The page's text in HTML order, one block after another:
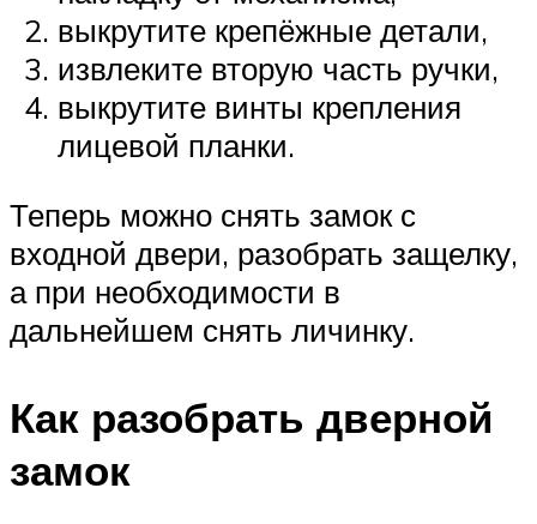
выкрутите крепёжные детали,
извлеките вторую часть ручки,
выкрутите винты крепления
лицевой планки.
Теперь можно снять замок с
входной двери, разобрать защелку,
а при необходимости в
дальнейшем снять личинку.
Как разобрать дверной
замок